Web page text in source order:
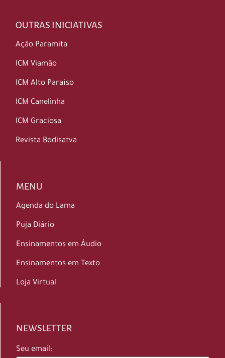
OUTRAS INICIATIVAS
Ação Paramita
ICM Viamão
ICM Alto Paraíso
ICM Canelinha
ICM Graciosa
Revista Bodisatva
MENU
Agenda do Lama
Puja Diário
Ensinamentos em Áudio
Ensinamentos em Texto
Loja Virtual
NEWSLETTER
Seu email: